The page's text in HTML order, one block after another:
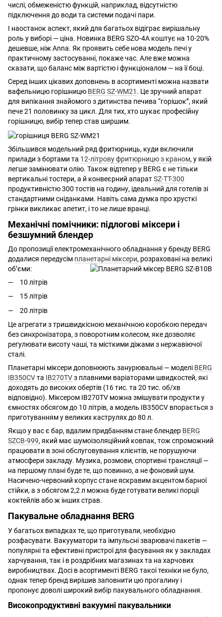
числі, обмеженістю функцій, наприклад, відсутністю
підключення до води та системи подачі пари.
І наостанок аспект, який для багатьох відіграє вирішальну
роль у виборі — ціна. Новинка BERG SZO-4A коштує на 10-20%
дешевше, ніж Anna. Як проявить себе нова модель печі у
практичному застосуванні, покаже час. Але вже можна
сказати, що баланс між вартістю і функціоналом — на її боці.
Серед інших цікавих доповнень в асортименті можна назвати
вафельницю горішницю BERG SZ-WM21 . Це зручний апарат
для випікання знайомого з дитинства печива “горішок”, який
пече 21 половинку за цикл. Для тих, хто шукає професійну
горішницю, вибір тепер став ширшим.
Збільшився модельний ряд фритюрниць, куди включили
прилади з бортами та 12-літрову фритюрницю з краном, у якій
легше замінювати олію. Також відтепер у BERG є не тільки
вертикальні тостери, а й конвеєрний апаратSZ-TT-300
продуктивністю 300 тостів на годину, ідеальний для готелів зі
стандартними сніданками. Навіть сама думка про хрусткі
грінки викликає апетит, і то не лише вранці.
Механічні помічники: підлогові міксери і
безшумний блендер
До пропозиції електромеханічного обладнання у бренду BERG
додалися передусім планетарні міксери, розраховані на великі
об’єми:
10 літрів
15 літрів
20 літрів
Це агрегати з тришвидкісною механічною коробкою передач
без синхронізатора, з поворотним колесом, яке дозволяє
регулювати висоту чаші, та місткими діжами з нержавіючої
сталі.
Планетарні міксери доповнюють занурювальні — моделі BERG
IB350CVта IB270TVз плавними варіаторами швидкостей, які
доходять до високих обертів (16 тис. та 20 тис. об/хв
відповідно). Міксером IB270TV можна змішувати продукти у
ємностях обсягом до 10 літрів, а модель IB350CV впорається з
приготуванням у великих каструлях до 80 л.
Якщо у вас є бар, вдалим придбанням стане блендер BERG
SZCB-999, який має шумоізоляційний ковпак, тож спроможний
працювати в зоні обслуговування клієнтів, не порушуючи
атмосфери закладу. Музика, розмови, спортивні трансляції —
на першому плані буде те, що повинно, а не фоновий шум.
Насичено-червоний корпус стане яскравим акцентом барної
стійки, а з обсягом 2,2 л можна буде готувати великі порції
коктейлів або ж інших страв.
Пакувальне обладнання BERG
У багатьох випадках те, що приготували, необхідно
розфасувати. Вакууматори та імпульсні зварювачі пакетів —
популярні та ефективні пристрої для фасування як у закладах
харчування, так і в роздрібних магазинах та на харчових
виробництвах. Досі в асортименті BERG такої техніки не було,
однак тепер бренд вирішив заповнити цю прогалину і
пропонує доволі широкий вибір пакувального обладнання.
Високопродуктивні вакуумні пакувальники